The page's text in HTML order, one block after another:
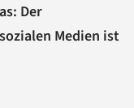
Der
Medien ist